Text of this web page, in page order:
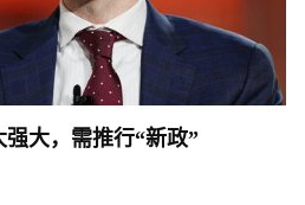
大，需推行“新政”